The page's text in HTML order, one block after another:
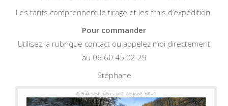
Les tarifs comprennent le tirage et les frais d’expédition.
Pour commander
Utilisez la rubrique contact ou appelez moi directement
au 06 60 45 02 29
Stéphane